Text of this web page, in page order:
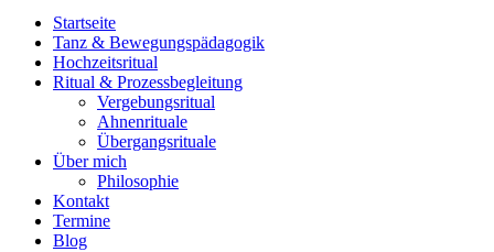
Startseite
Tanz & Bewegungspädagogik
Hochzeitsritual
Ritual & Prozessbegleitung
Vergebungsritual
Ahnenrituale
Übergangsrituale
Über mich
Philosophie
Kontakt
Termine
Blog